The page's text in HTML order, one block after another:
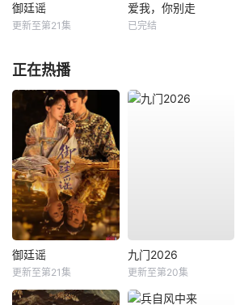
御廷谣
更新至第21集
爱我，你别走
已完结
正在热播
御廷谣
更新至第21集
九门2026
更新至第20集